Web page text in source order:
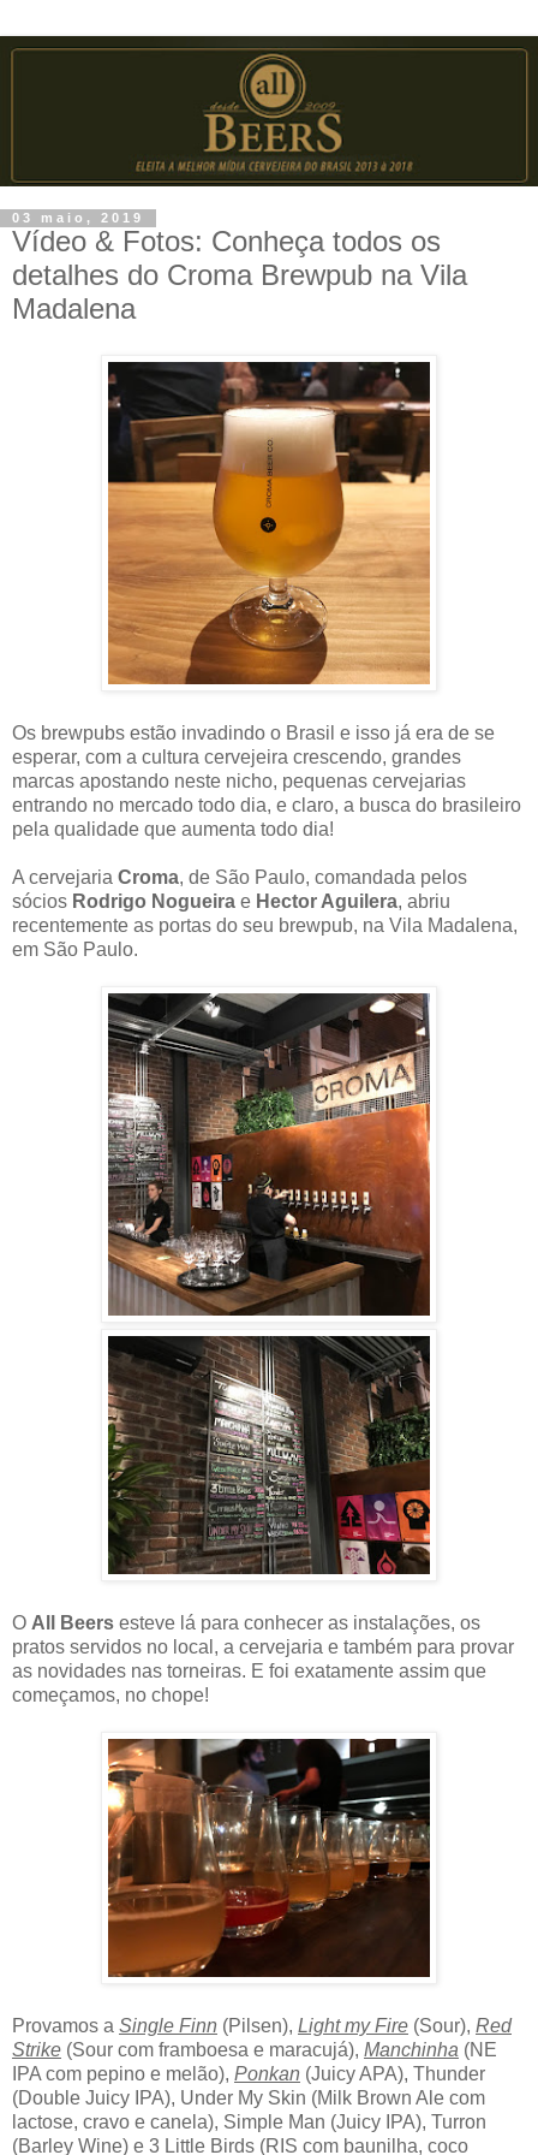
03 maio, 2019
Vídeo & Fotos: Conheça todos os
detalhes do Croma Brewpub na Vila
Madalena
Os brewpubs estão invadindo o Brasil e isso já era de se
esperar, com a cultura cervejeira crescendo, grandes
marcas apostando neste nicho, pequenas cervejarias
entrando no mercado todo dia, e claro, a busca do brasileiro
pela qualidade que aumenta todo dia!
A cervejaria Croma, de São Paulo, comandada pelos
sócios Rodrigo Nogueira e Hector Aguilera, abriu
recentemente as portas do seu brewpub, na Vila Madalena,
em São Paulo.
O All Beers esteve lá para conhecer as instalações, os
pratos servidos no local, a cervejaria e também para provar
as novidades nas torneiras. E foi exatamente assim que
começamos, no chope!
Provamos a Single Finn (Pilsen), Light my Fire (Sour), Red
Strike (Sour com framboesa e maracujá), Manchinha (NE
IPA com pepino e melão), Ponkan (Juicy APA), Thunder
(Double Juicy IPA), Under My Skin (Milk Brown Ale com
lactose, cravo e canela), Simple Man (Juicy IPA), Turron
(Barley Wine) e 3 Little Birds (RIS com baunilha, coco